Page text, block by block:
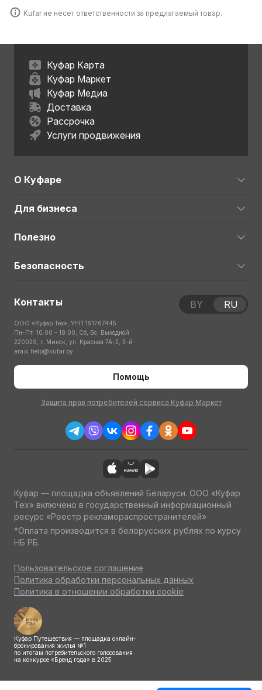
Kufar не несет ответственности за предлагаемый товар.
Куфар Карта
Куфар Маркет
Куфар Медиа
Доставка
Рассрочка
Услуги продвижения
О Куфаре
Для бизнеса
Полезно
Безопасность
Контакты
ООО «Куфар Тех», УНП 191767445
Пн-Пт: 10:00 – 18:00; Сб, Вс: Выходной
220029, г. Минск, ул. Красная 7А-2, 3-й
этаж help@kufar.by
Помощь
Защита прав потребителей сервиса Куфар Маркет
BY RU
Куфар — площадка объявлений Беларуси. ООО «Куфар
Тех» включено в государственный информационный
ресурс «Реестр рекламораспространителей»
*Оплата производится в белорусских рублях по курсу
НБ РБ.
Пользовательское соглашение
Политика обработки персональных данных
Политика в отношении обработки cookie
Куфар Путешествия — площадка онлайн-
бронирования жилья №1
по итогам потребительского голосования
на конкурсе «Бренд года» в 2025